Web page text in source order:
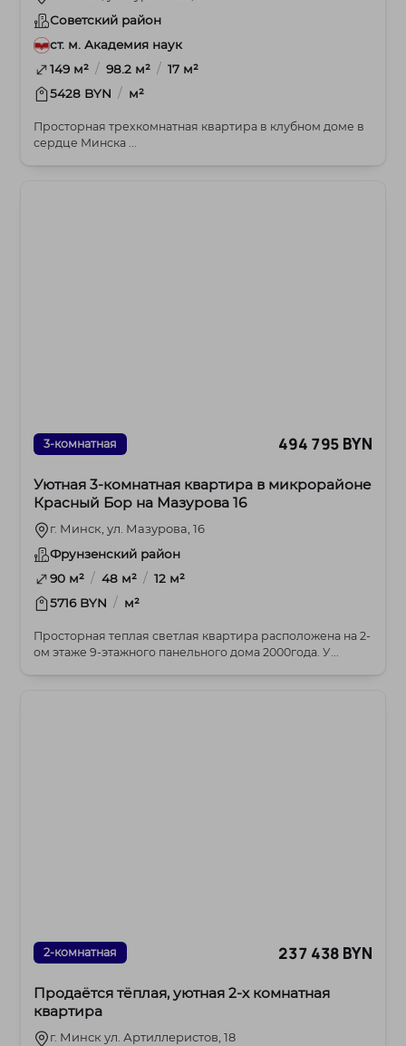
Советский район
ст. м. Академия наук
149 м² / 98.2 м² / 17 м²
5428 BYN / м²
Просторная трехкомнатная квартира в клубном доме в
сердце Минска ...
3-комнатная 494 795 BYN
Уютная 3-комнатная квартира в микрорайоне
Красный Бор на Мазурова 16
г. Минск, ул. Мазурова, 16
Фрунзенский район
90 м² / 48 м² / 12 м²
5716 BYN / м²
Просторная теплая светлая квартира расположена на 2-
ом этаже 9-этажного панельного дома 2000года. У...
2-комнатная 237 438 BYN
Продаётся тёплая, уютная 2-х комнатная
квартира
г. Минск ул. Артиллеристов, 18